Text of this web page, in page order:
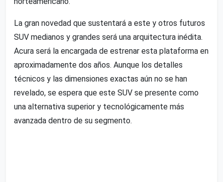
La gran novedad que sustentará a este y otros futuros
SUV medianos y grandes será una arquitectura inédita.
Acura será la encargada de estrenar esta plataforma en
aproximadamente dos años. Aunque los detalles
técnicos y las dimensiones exactas aún no se han
revelado, se espera que este SUV se presente como
una alternativa superior y tecnológicamente más
avanzada dentro de su segmento.